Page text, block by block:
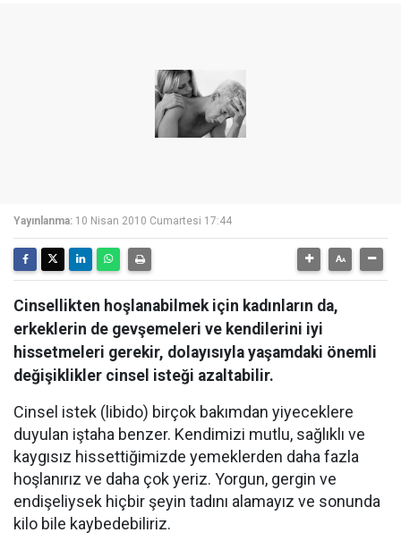
Yayınlanma: 10 Nisan 2010 Cumartesi 17:44
Cinsellikten hoşlanabilmek için kadınların da,
erkeklerin de gevşemeleri ve kendilerini iyi
hissetmeleri gerekir, dolayısıyla yaşamdaki önemli
değişiklikler cinsel isteği azaltabilir.
Cinsel istek (libido) birçok bakımdan yiyeceklere
duyulan iştaha benzer. Kendimizi mutlu, sağlıklı ve
kaygısız hissettiğimizde yemeklerden daha fazla
hoşlanırız ve daha çok yeriz. Yorgun, gergin ve
endişeliysek hiçbir şeyin tadını alamayız ve sonunda
kilo bile kaybedebiliriz.